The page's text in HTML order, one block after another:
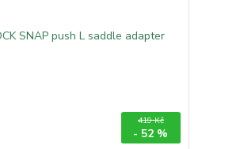
419 Kč
- 52 %